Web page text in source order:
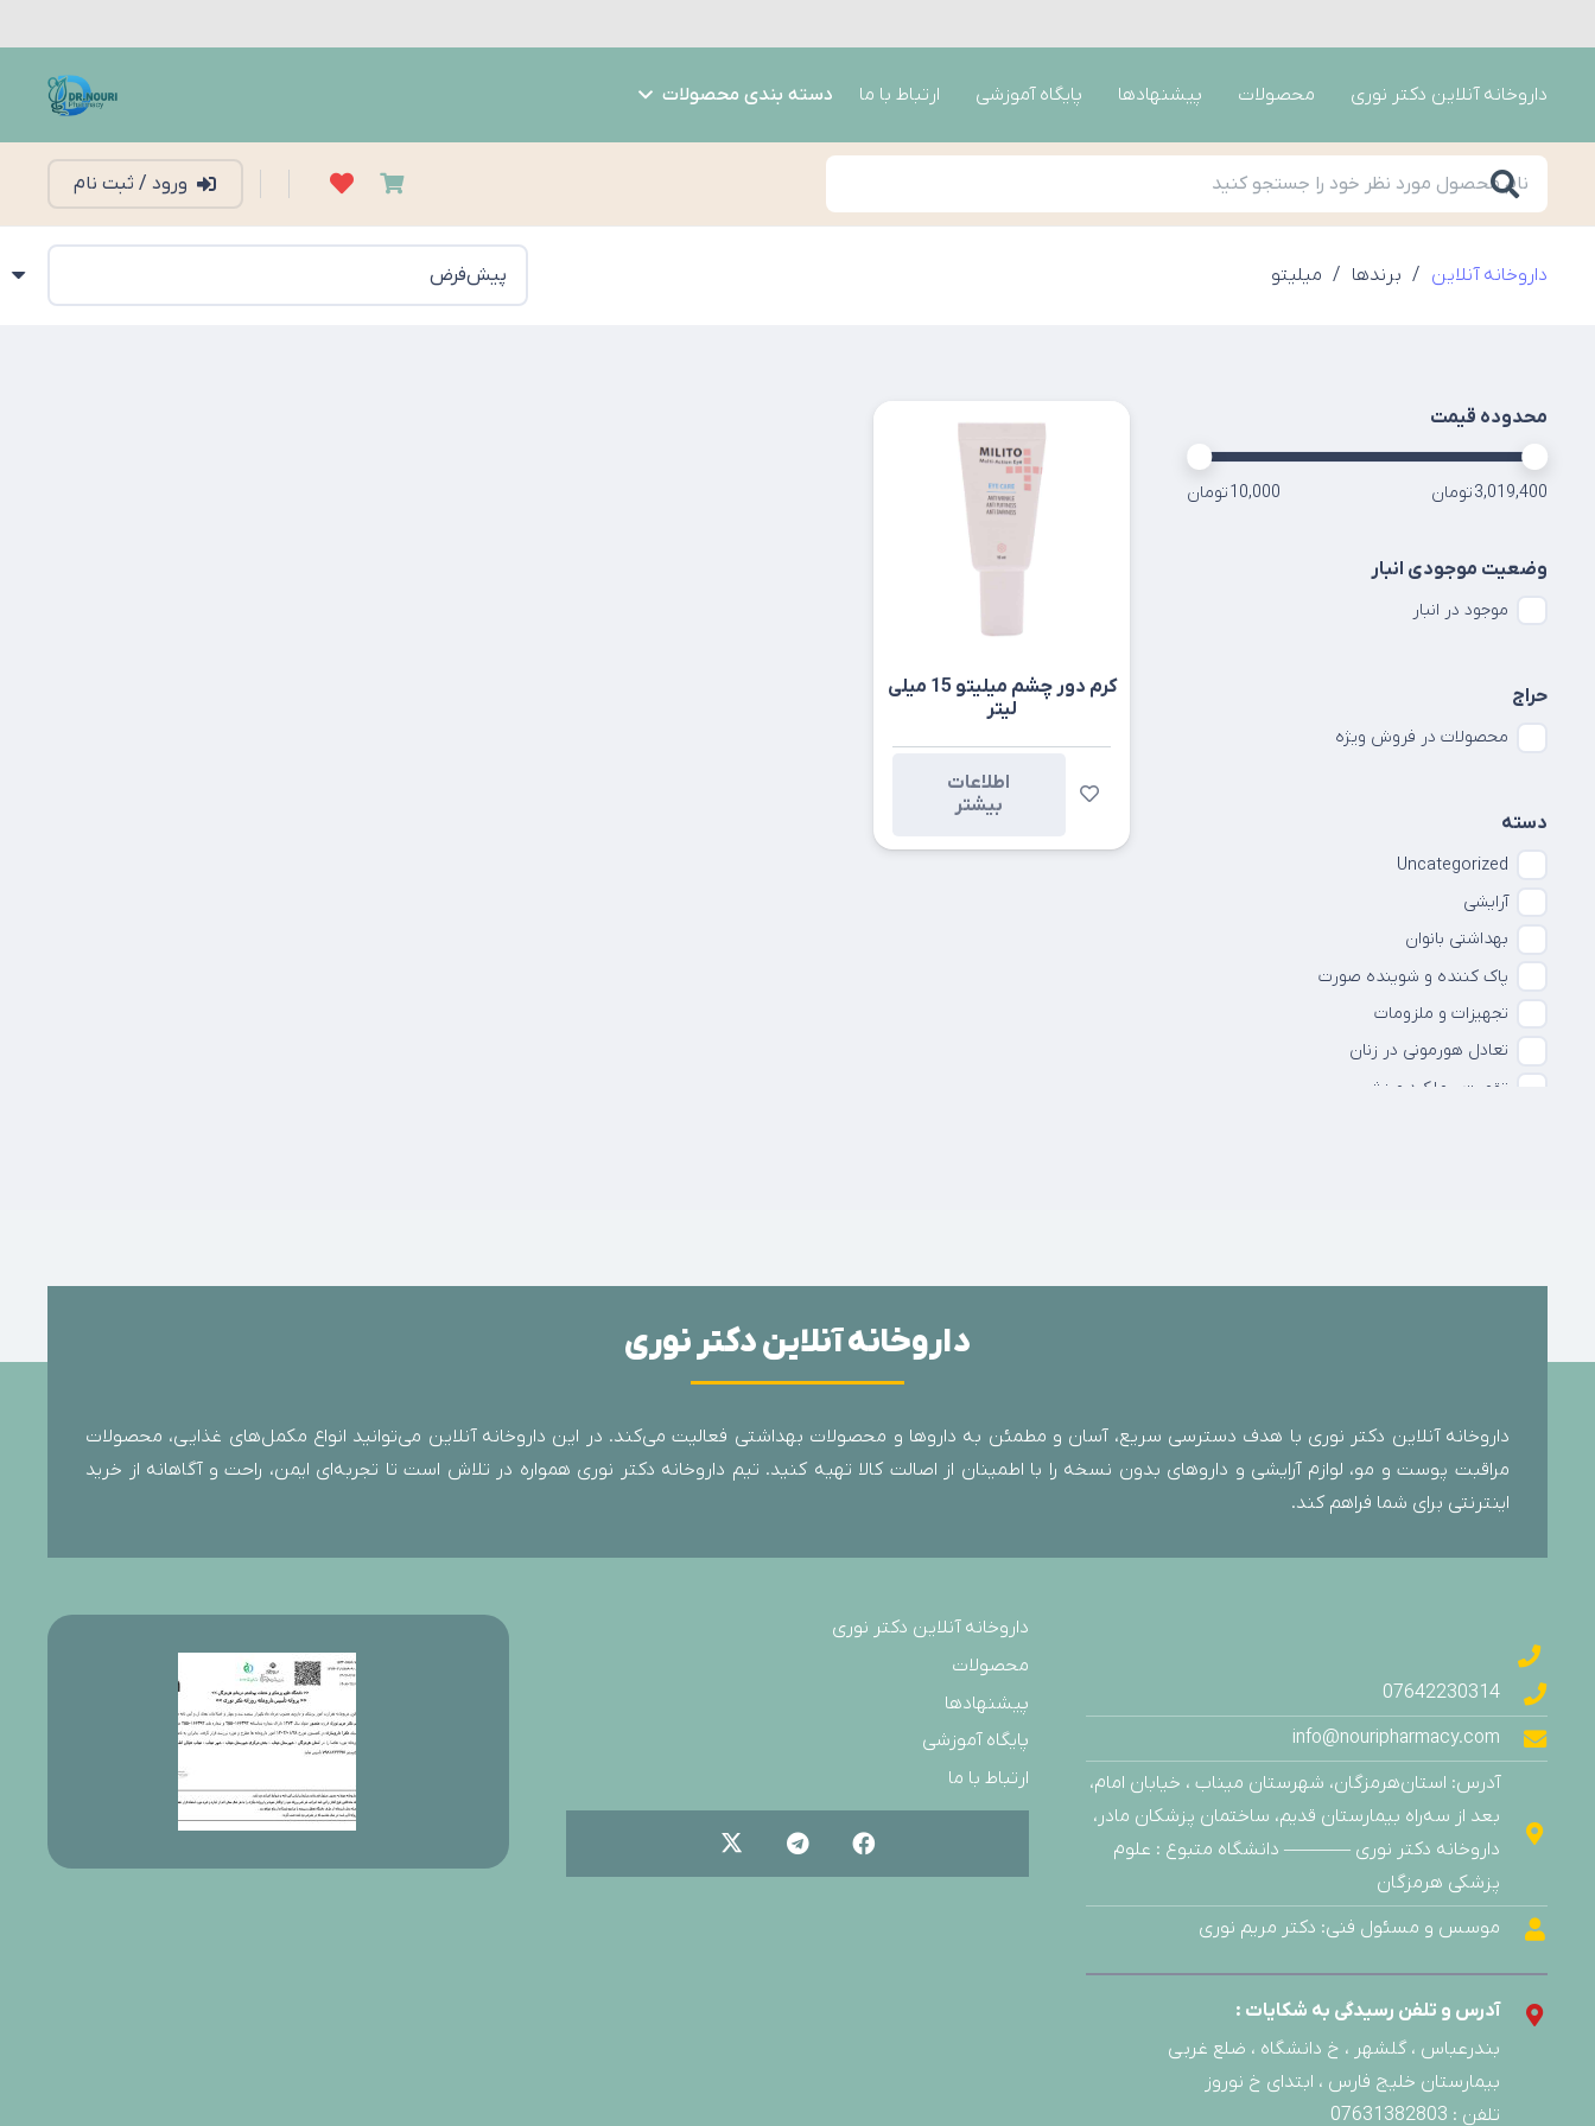
داروخانه آنلاین دکتر نوری محصولات پیشنهادها پایگاه آموزشی ارتباط با ما دسته بندی محصولات
ورود / ثبت نام
داروخانه آنلاین / برندها / میلیتو
محدوده قیمت
10,000 تومان 3,019,400 تومان
وضعیت موجودی انبار
موجود در انبار
حراج
محصولات در فروش ویژه
دسته
Uncategorized
آرایشی
بهداشتی بانوان
پاک کننده و شوینده صورت
تجهیزات و ملزومات
تعادل هورمونی در زنان
تقویت عملکرد ورزشی
کاهش نفخ و سنگینی معده
کاهش وزن
محلول ضد عفونی کننده
مراقبت از کودک
مراقبت پوست و مو
مکمل بدنسازی
مکمل ضد التهاب
مکمل های تخصصی
مکمل‌ های رژیمی و غذایی
مکمل های غذایی
مکمل های کمک درمانی
ویتامین ها
کرم دور چشم میلیتو 15 میلی
لیتر
اطلاعات
بیشتر
داروخانه آنلاین دکتر نوری
داروخانه آنلاین دکتر نوری با هدف دسترسی سریع، آسان و مطمئن به داروها و محصولات بهداشتی فعالیت می‌کند. در این داروخانه آنلاین می‌توانید انواع مکمل‌های غذایی، محصولات
مراقبت پوست و مو، لوازم آرایشی و داروهای بدون نسخه را با اطمینان از اصالت کالا تهیه کنید. تیم داروخانه دکتر نوری همواره در تلاش است تا تجربه‌ای ایمن، راحت و آگاهانه از خرید
اینترنتی برای شما فراهم کند.
07642230314
info@nouripharmacy.com
آدرس: استان‌هرمزگان، شهرستان میناب ، خیابان امام،
بعد از سه‌راه بیمارستان قدیم، ساختمان پزشکان مادر،
داروخانه دکتر نوری ———– دانشگاه متبوع : علوم
پزشکی هرمزگان
موسس و مسئول فنی: دکتر مریم نوری
آدرس و تلفن رسیدگی به شکایات :
بندرعباس ، گلشهر ، خ دانشگاه ، ضلع غربی
بیمارستان خلیج فارس ، ابتدای خ نوروز
تلفن : 07631382803
داروخانه آنلاین دکتر نوری
محصولات
پیشنهادها
پایگاه آموزشی
ارتباط با ما